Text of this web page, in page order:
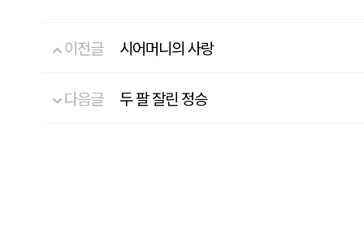
이전글 시어머니의 사랑
다음글 두 팔 잘린 정승